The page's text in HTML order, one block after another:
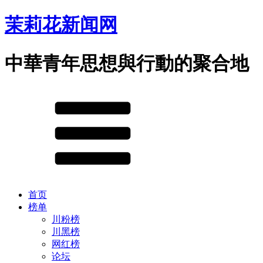
茉莉花新闻网
中華青年思想與行動的聚合地
首页
榜单
川粉榜
川黑榜
网红榜
论坛